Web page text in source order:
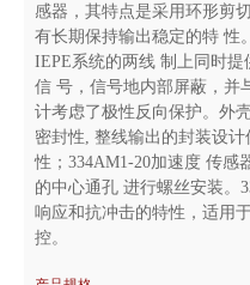
感器，其特点是采用环形剪
有⻓期保持输出稳定的特 性
IEPE系统的两线 制上同时
信 号，信号地内部屏蔽，并
计考虑了极性反向保护。外
密封性, 整线输出的封装设
性；334AM1-20加速度 传感
的中心通孔 进行螺丝安装。
响应和抗冲击的特性，适用
控。